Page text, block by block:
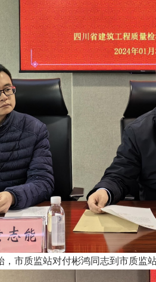
，市质监站对付彬鸿同志到市质监